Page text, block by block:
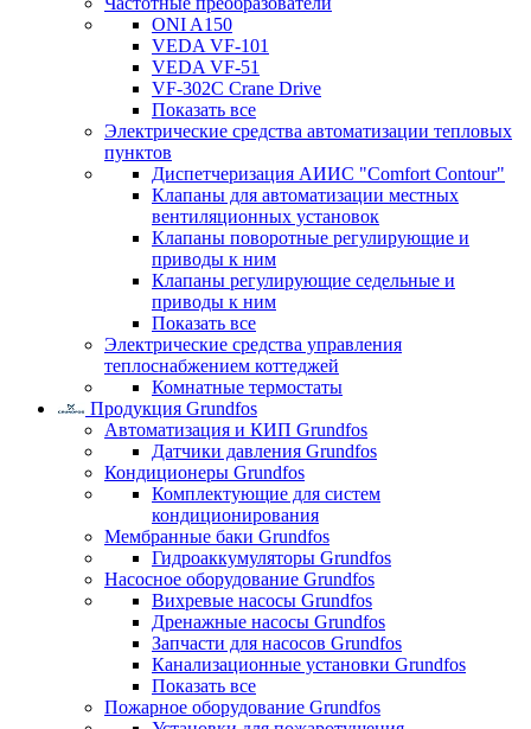
ONI A150
VEDA VF-101
VEDA VF-51
VF-302C Crane Drive
Показать все
Электрические средства автоматизации тепловых
пунктов
Диспетчеризация АИИС "Comfort Contour"
Клапаны для автоматизации местных
вентиляционных установок
Клапаны поворотные регулирующие и
приводы к ним
Клапаны регулирующие седельные и
приводы к ним
Показать все
Электрические средства управления
теплоснабжением коттеджей
Комнатные термостаты
Продукция Grundfos
Автоматизация и КИП Grundfos
Датчики давления Grundfos
Кондиционеры Grundfos
Комплектующие для систем
кондиционирования
Мембранные баки Grundfos
Гидроаккумуляторы Grundfos
Насосное оборудование Grundfos
Вихревые насосы Grundfos
Дренажные насосы Grundfos
Запчасти для насосов Grundfos
Канализационные установки Grundfos
Показать все
Пожарное оборудование Grundfos